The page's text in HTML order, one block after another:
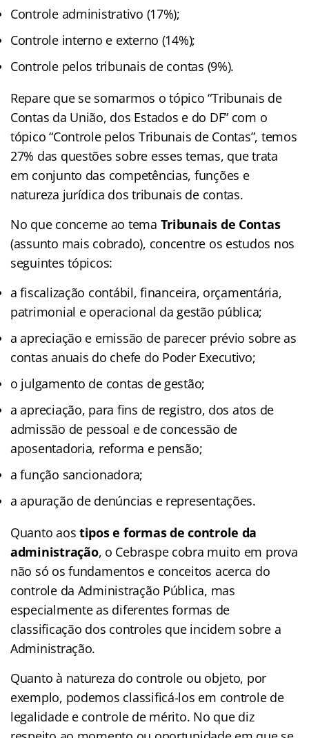
Controle administrativo (17%);
Controle interno e externo (14%);
Controle pelos tribunais de contas (9%).
Repare que se somarmos o tópico “Tribunais de
Contas da União, dos Estados e do DF” com o
tópico “Controle pelos Tribunais de Contas”, temos
27% das questões sobre esses temas, que trata
em conjunto das competências, funções e
natureza jurídica dos tribunais de contas.
No que concerne ao tema Tribunais de Contas
(assunto mais cobrado), concentre os estudos nos
seguintes tópicos:
a fiscalização contábil, financeira, orçamentária,
patrimonial e operacional da gestão pública;
a apreciação e emissão de parecer prévio sobre as
contas anuais do chefe do Poder Executivo;
o julgamento de contas de gestão;
a apreciação, para fins de registro, dos atos de
admissão de pessoal e de concessão de
aposentadoria, reforma e pensão;
a função sancionadora;
a apuração de denúncias e representações.
Quanto aostipos e formas de controle da
administração, o Cebraspe cobra muito em prova
não só os fundamentos e conceitos acerca do
controle da Administração Pública, mas
especialmente as diferentes formas de
classificação dos controles que incidem sobre a
Administração.
Quanto à natureza do controle ou objeto, por
exemplo, podemos classificá-los em controle de
legalidade e controle de mérito. No que diz